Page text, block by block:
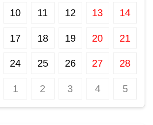
10 11 12 13 14
17 18 19 20 21
24 25 26 27 28
1 2 3 4 5